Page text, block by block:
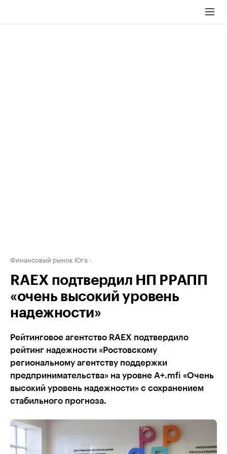
Финансовый рынок Юга
RAEX подтвердил НП РРАПП
«очень высокий уровень
надежности»
Рейтинговое агентство RAEX подтвердило
рейтинг надежности «Ростовскому
региональному агентству поддержки
предпринимательства» на уровне А+.mfi «Очень
высокий уровень надежности» с сохранением
стабильного прогноза.